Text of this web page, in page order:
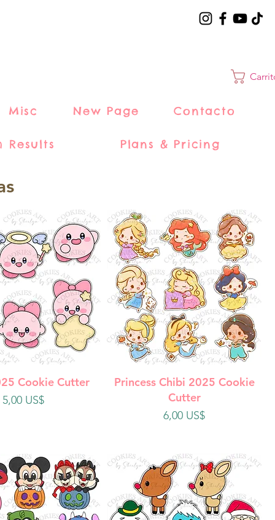
Misc New Page Contacto
Results Plans & Pricing
rápida
Cookie Cutter
Precio
5,00 US$
Vista rápida
Princess Chibi 2025 Cookie
Cutter
Precio
6,00 US$